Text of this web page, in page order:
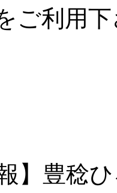
ご利用
】豊稔